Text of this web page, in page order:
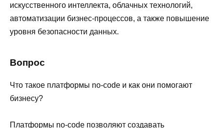
искусственного интеллекта, облачных технологий,
автоматизации бизнес-процессов, а также повышение
уровня безопасности данных.
Вопрос
Что такое платформы no-code и как они помогают
бизнесу?
Платформы no-code позволяют создавать